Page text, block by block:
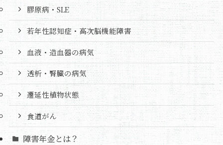
膠原病・SLE
若年性認知症・高次脳機能障害
血液・造血器の病気
透析・腎臓の病気
遷延性植物状態
食道がん
障害年金とは？